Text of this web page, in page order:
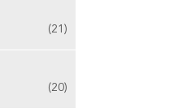
(21)
(20)